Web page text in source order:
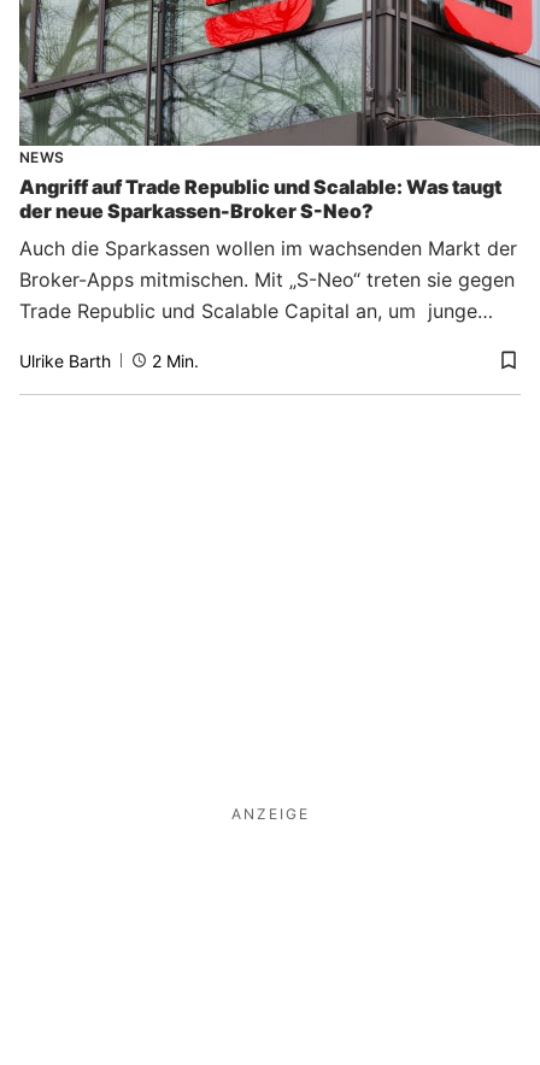
NEWS
Angriff auf Trade Republic und Scalable: Was taugt
der neue Sparkassen-Broker S-Neo?
Auch die Sparkassen wollen im wachsenden Markt der
Broker-Apps mitmischen. Mit „S-Neo“ treten sie gegen
Trade Republic und Scalable Capital an, um junge
Ulrike Barth 2 Min.
ANZEIGE